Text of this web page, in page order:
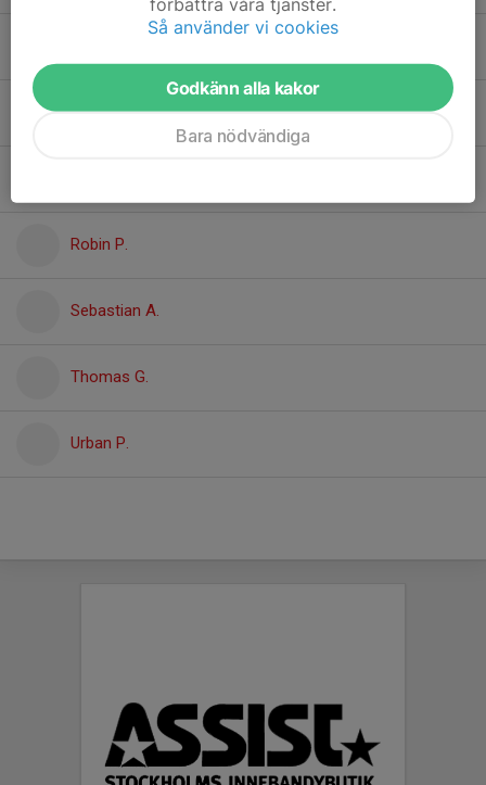
Pontus B.
Robin P.
Sebastian A.
Thomas G.
Urban P.
Så använder vi cookies
Godkänn alla kakor
Bara nödvändiga